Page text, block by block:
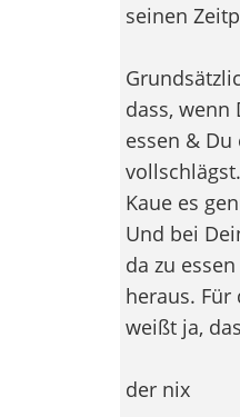
seinen
dass, wenn
essen &
Kaue es
Und bei
da zu
heraus. Für
weißt ja,
der nix